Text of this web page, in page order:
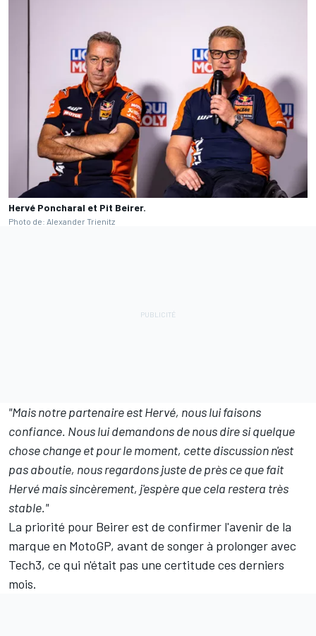
Hervé Poncharal et Pit Beirer.
Photo de: Alexander Trienitz
"Mais notre partenaire est Hervé, nous lui faisons
confiance. Nous lui demandons de nous dire si quelque
chose change et pour le moment, cette discussion n'est
pas aboutie, nous regardons juste de près ce que fait
Hervé mais sincèrement, j'espère que cela restera très
stable."
La priorité pour Beirer est de confirmer l'avenir de la
marque en MotoGP, avant de songer à prolonger avec
Tech3, ce qui n'était pas une certitude ces derniers
mois.